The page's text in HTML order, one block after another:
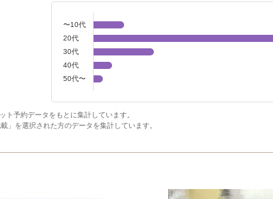
〜10代
20代
30代
40代
50代〜
予約データをもとに集計しています。
を選択された方のデータを集計しています。